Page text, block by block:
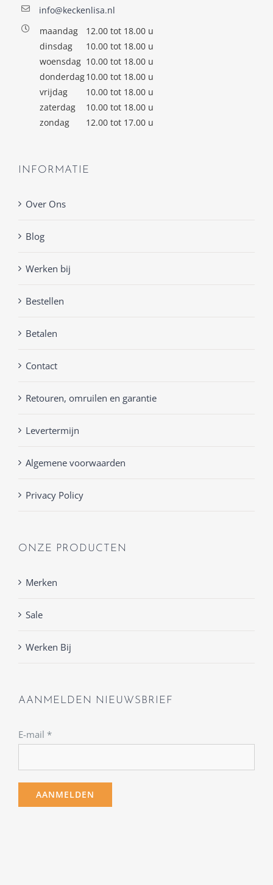
info@keckenlisa.nl
maandag
12.00 tot 18.00 u
dinsdag
10.00 tot 18.00 u
woensdag 10.00 tot 18.00 u
donderdag10.00 tot 18.00 u
vrijdag
10.00 tot 18.00 u
zaterdag
10.00 tot 18.00 u
zondag
12.00 tot 17.00 u
INFORMATIE
Over Ons
Blog
Werken bij
Bestellen
Betalen
Contact
Retouren, omruilen en garantie
Levertermijn
Algemene voorwaarden
Privacy Policy
ONZE PRODUCTEN
Merken
Sale
Werken Bij
AANMELDEN NIEUWSBRIEF
E-mail *